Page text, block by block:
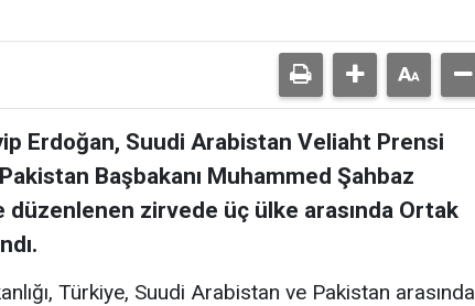
Erdoğan, Suudi Arabistan Veliaht Prensi
Başbakanı Muhammed Şahbaz
düzenlenen zirvede üç ülke arasında Ortak
Türkiye, Suudi Arabistan ve Pakistan arasında